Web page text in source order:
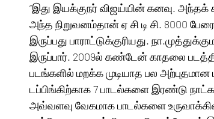
“இது இயக்குநர் விஜய்யின் கனவு. அந்தக்
அந்த நிறுவனம்தான் ஏ சி டி சி. 8000
இருப்பது பாராட்டுக்குரியது.
இருப்பார். 2009ல் கண்டேன் காதலை
படங்களில் மறக்க முடியாத பல
டப்பிங்கிற்காக 7 பாடல்களை இரண்டு
அவ்வளவு வேகமாக பாடல்களை